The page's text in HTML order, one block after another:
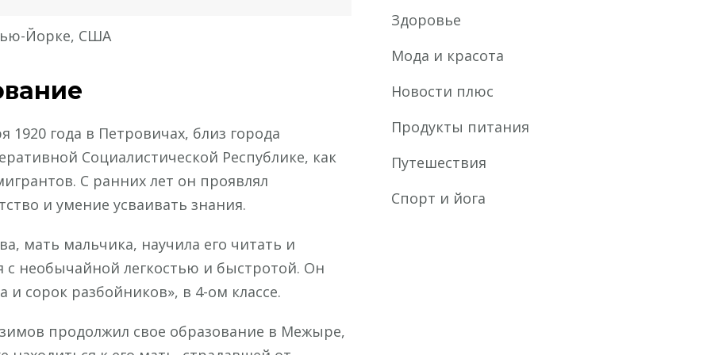
Йорке, США
года в Петровичах, близ города
Социалистической Республике, как
С ранних лет он проявлял
и умение усваивать знания.
мать мальчика, научила его читать и
с необычайной легкостью и быстротой. Он
сорок разбойников», в 4-ом классе.
продолжил свое образование в Межыре,
Здоровье
Мода и красота
Новости плюс
Продукты питания
Путешествия
Спорт и йога